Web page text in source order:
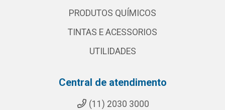
PRODUTOS QUÍMICOS
TINTAS E ACESSORIOS
UTILIDADES
Central de atendimento
(11) 2030 3000